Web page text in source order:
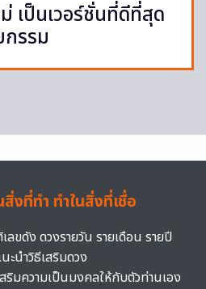
เป็นเวอร์ชั่นที่ดีที่สุด
รรม
งที่ทำ ทำในสิ่งที่เชื่อ
ลขดัง ดวงรายวัน รายเดือน รายปี
ะนำวิธีเสริมดวง
ริมความเป็นมงคลให้กับตัวท่านเอง